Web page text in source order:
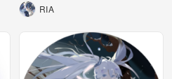
RIA